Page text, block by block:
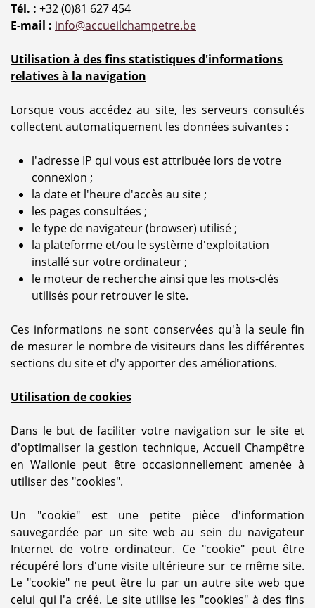
Tél. : +32 (0)81 627 454
E-mail : info@accueilchampetre.be
Utilisation à des fins statistiques d'informations
relatives à la navigation
Lorsque vous accédez au site, les serveurs consultés
collectent automatiquement les données suivantes :
l'adresse IP qui vous est attribuée lors de votre
connexion ;
la date et l'heure d'accès au site ;
les pages consultées ;
le type de navigateur (browser) utilisé ;
la plateforme et/ou le système d'exploitation
installé sur votre ordinateur ;
le moteur de recherche ainsi que les mots-clés
utilisés pour retrouver le site.
Ces informations ne sont conservées qu'à la seule fin
de mesurer le nombre de visiteurs dans les différentes
sections du site et d'y apporter des améliorations.
Utilisation de cookies
Dans le but de faciliter votre navigation sur le site et
d'optimaliser la gestion technique, Accueil Champêtre
en Wallonie peut être occasionnellement amenée à
utiliser des "cookies".
Un "cookie" est une petite pièce d'information
sauvegardée par un site web au sein du navigateur
Internet de votre ordinateur. Ce "cookie" peut être
récupéré lors d'une visite ultérieure sur ce même site.
Le "cookie" ne peut être lu par un autre site web que
celui qui l'a créé. Le site utilise les "cookies" à des fins